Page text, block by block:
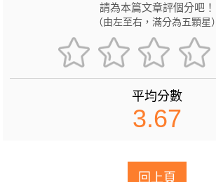
請為本篇文章評個分吧！
（由左至右，滿分為五顆星）
平均分數
3.67
回上頁